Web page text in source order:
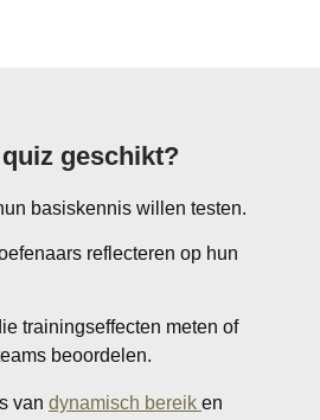
geschikt?
basiskennis willen testen.
reflecteren op hun
trainingseffecten meten of
beoordelen.
van dynamisch bereik en